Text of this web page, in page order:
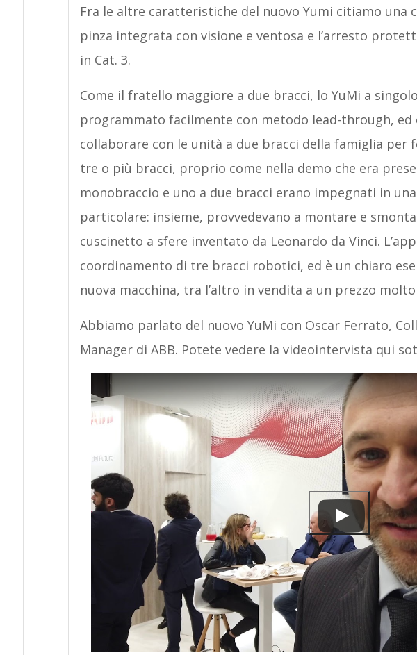
Fra le altre caratteristiche del nuovo Yumi citiamo una
pinza integrata con visione e ventosa e l’arresto
in Cat. 3.
Come il fratello maggiore a due bracci, lo YuMi a
programmato facilmente con metodo lead-through, ed
collaborare con le unità a due bracci della famiglia per
tre o più bracci, proprio come nella demo che era
monobraccio e uno a due bracci erano impegnati in
particolare: insieme, provvedevano a montare e
cuscinetto a sfere inventato da Leonardo da Vinci.
coordinamento di tre bracci robotici, ed è un chiaro
nuova macchina, tra l’altro in vendita a un prezzo
Abbiamo parlato del nuovo YuMi con Oscar Ferrato,
Manager di ABB. Potete vedere la videointervista qui